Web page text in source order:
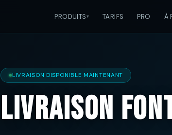
PRODUITS TARIFS PRO À
LIVRAISON DISPONIBLE MAINTENANT
Livraison